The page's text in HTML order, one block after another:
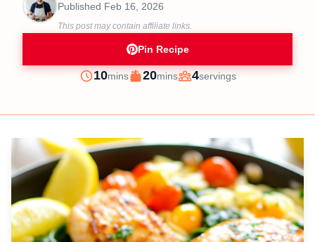
Published Feb 16, 2026
This post may contain affiliate links.
Pin Recipe
Prep
10minutes
mins
Cook
20minutes
mins
Servings
4servings